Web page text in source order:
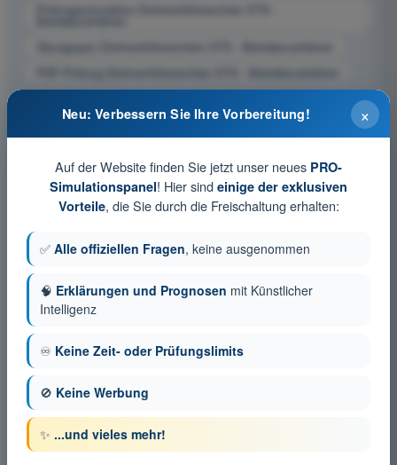
Prüfungssimulation Drohnenführerschein STS -
Übungsquiz Drohnenführerschein STS - Betriebsverfahren
PDF-Prüfung Drohnenführerschein STS - Betriebsverfahren
×
Neu: Verbessern Sie Ihre Vorbereitung!
Auf der Website finden Sie jetzt unser neues PRO-
Simulationspanel! Hier sind einige der exklusiven
Vorteile, die Sie durch die Freischaltung erhalten:
✅ Alle offiziellen Fragen, keine ausgenommen
🧠 Erklärungen und Prognosen mit Künstlicher
Intelligenz
♾️ Keine Zeit- oder Prüfungslimits
🚫 Keine Werbung
✨ ...und vieles mehr!